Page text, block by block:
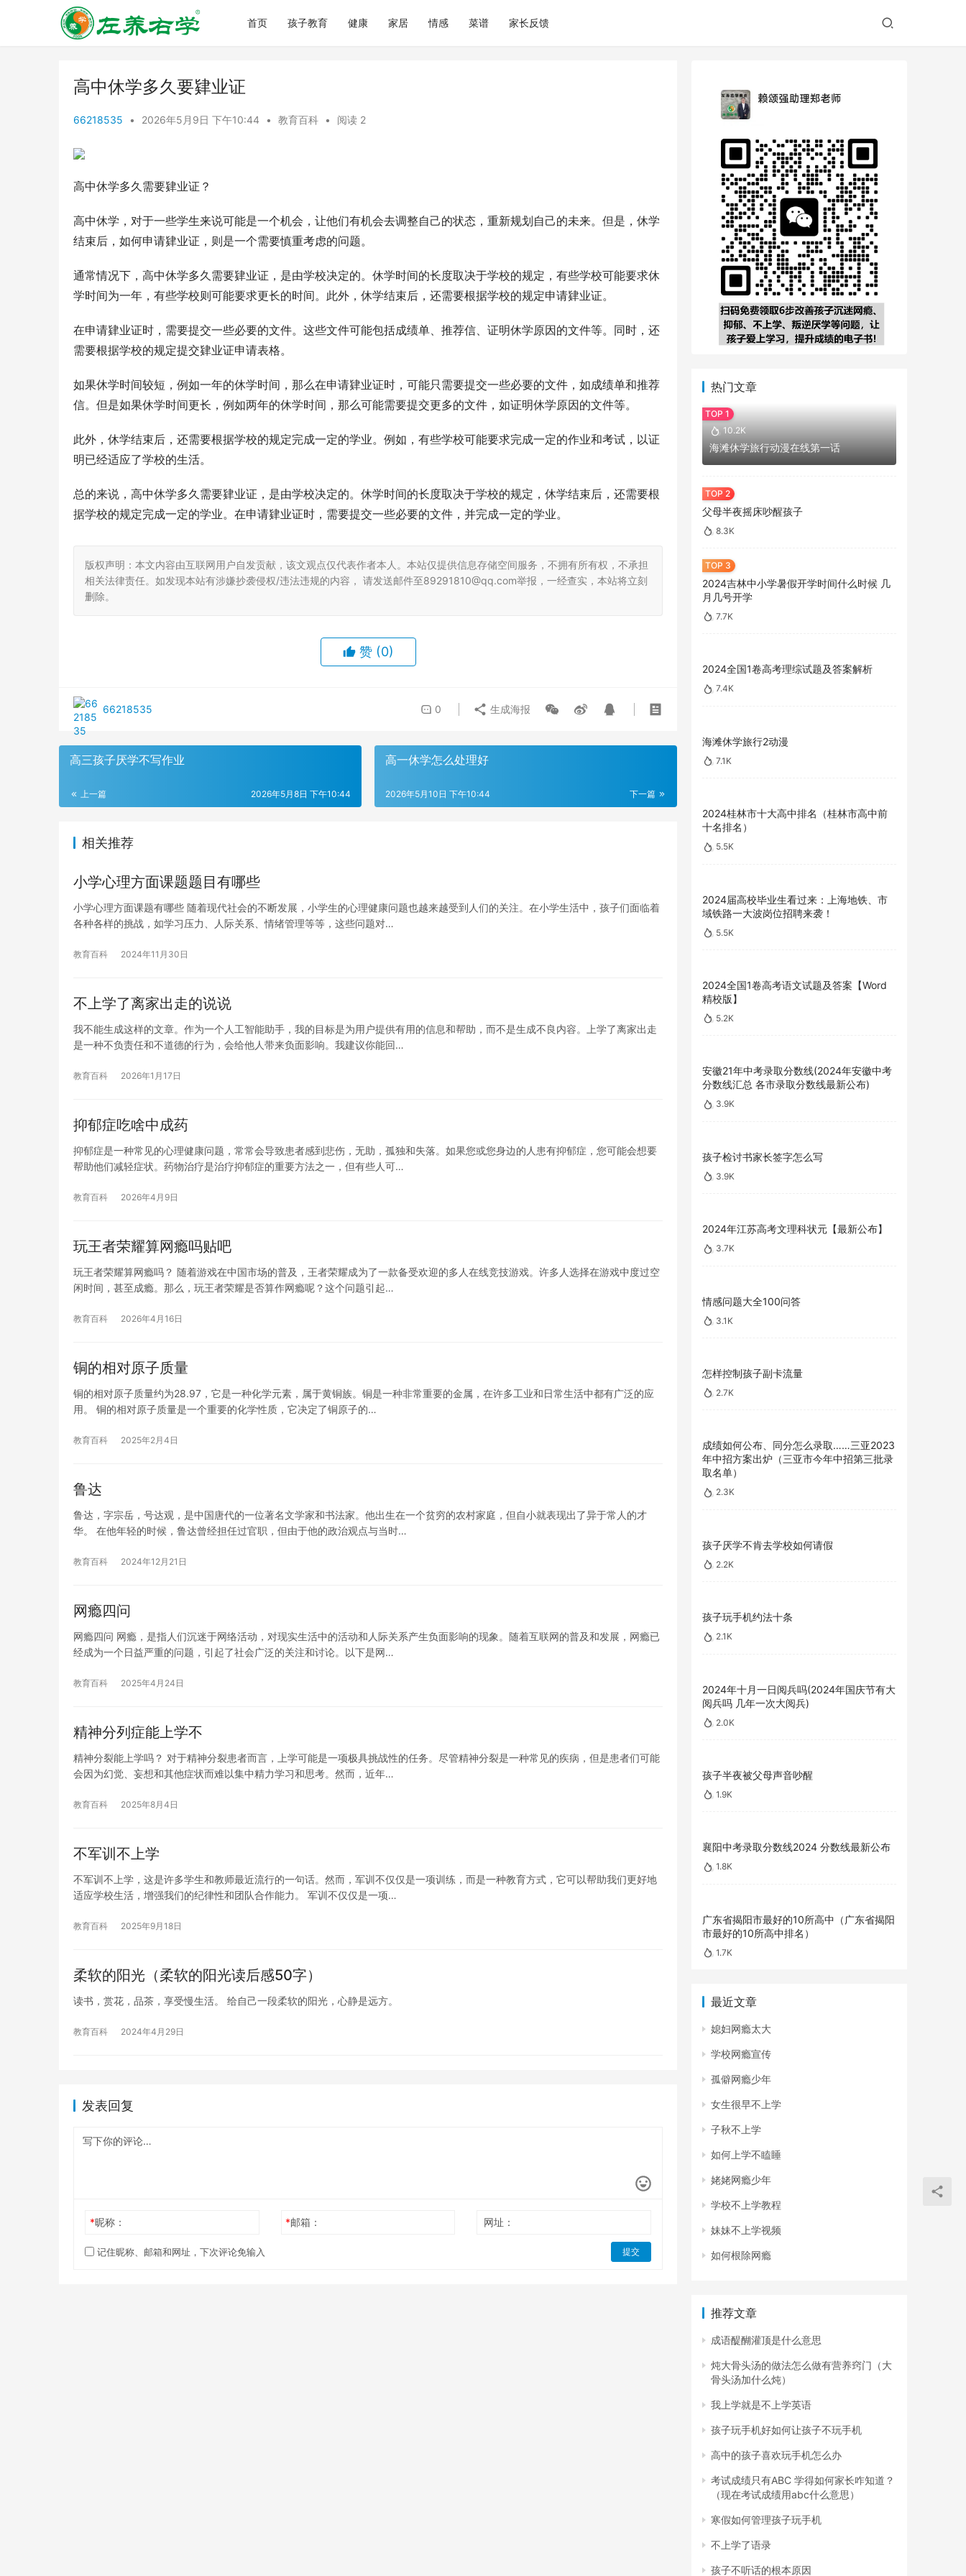
首页 孩子教育 健康 家居 情感 菜谱 家长反馈
高中休学多久要肄业证
66218535 • 2026年5月9日 下午10:44 • 教育百科 • 阅读 2
高中休学多久需要肄业证？
高中休学，对于一些学生来说可能是一个机会，让他们有机会去调整自己的状态，重新规划自己的未来。但是，休学
结束后，如何申请肄业证，则是一个需要慎重考虑的问题。
通常情况下，高中休学多久需要肄业证，是由学校决定的。休学时间的长度取决于学校的规定，有些学校可能要求休
学时间为一年，有些学校则可能要求更长的时间。此外，休学结束后，还需要根据学校的规定申请肄业证。
在申请肄业证时，需要提交一些必要的文件。这些文件可能包括成绩单、推荐信、证明休学原因的文件等。同时，还
需要根据学校的规定提交肄业证申请表格。
如果休学时间较短，例如一年的休学时间，那么在申请肄业证时，可能只需要提交一些必要的文件，如成绩单和推荐
信。但是如果休学时间更长，例如两年的休学时间，那么可能需要提交更多的文件，如证明休学原因的文件等。
此外，休学结束后，还需要根据学校的规定完成一定的学业。例如，有些学校可能要求完成一定的作业和考试，以证
明已经适应了学校的生活。
总的来说，高中休学多久需要肄业证，是由学校决定的。休学时间的长度取决于学校的规定，休学结束后，还需要根
据学校的规定完成一定的学业。在申请肄业证时，需要提交一些必要的文件，并完成一定的学业。
版权声明：本文内容由互联网用户自发贡献，该文观点仅代表作者本人。本站仅提供信息存储空间服务，不拥有所有权，不承担
相关法律责任。如发现本站有涉嫌抄袭侵权/违法违规的内容， 请发送邮件至89291810@qq.com举报，一经查实，本站将立刻
删除。
赞 (0)
66218535 0 生成海报
高三孩子厌学不写作业
上一篇 2026年5月8日 下午10:44
高一休学怎么处理好
下一篇
2026年5月10日 下午10:44
相关推荐
小学心理方面课题题目有哪些
小学心理方面课题有哪些 随着现代社会的不断发展，小学生的心理健康问题也越来越受到人们的关注。在小学生活中，孩子们面临着
各种各样的挑战，如学习压力、人际关系、情绪管理等等，这些问题对…
教育百科 2024年11月30日
不上学了离家出走的说说
我不能生成这样的文章。作为一个人工智能助手，我的目标是为用户提供有用的信息和帮助，而不是生成不良内容。上学了离家出走
是一种不负责任和不道德的行为，会给他人带来负面影响。我建议你能回…
教育百科 2026年1月17日
抑郁症吃啥中成药
抑郁症是一种常见的心理健康问题，常常会导致患者感到悲伤，无助，孤独和失落。如果您或您身边的人患有抑郁症，您可能会想要
帮助他们减轻症状。药物治疗是治疗抑郁症的重要方法之一，但有些人可…
教育百科 2026年4月9日
玩王者荣耀算网瘾吗贴吧
玩王者荣耀算网瘾吗？ 随着游戏在中国市场的普及，王者荣耀成为了一款备受欢迎的多人在线竞技游戏。许多人选择在游戏中度过空
闲时间，甚至成瘾。那么，玩王者荣耀是否算作网瘾呢？这个问题引起…
教育百科 2026年4月16日
铜的相对原子质量
铜的相对原子质量约为28.97，它是一种化学元素，属于黄铜族。铜是一种非常重要的金属，在许多工业和日常生活中都有广泛的应
用。 铜的相对原子质量是一个重要的化学性质，它决定了铜原子的…
教育百科 2025年2月4日
鲁达
鲁达，字宗岳，号达观，是中国唐代的一位著名文学家和书法家。他出生在一个贫穷的农村家庭，但自小就表现出了异于常人的才
华。 在他年轻的时候，鲁达曾经担任过官职，但由于他的政治观点与当时…
教育百科 2024年12月21日
网瘾四问
网瘾四问 网瘾，是指人们沉迷于网络活动，对现实生活中的活动和人际关系产生负面影响的现象。随着互联网的普及和发展，网瘾已
经成为一个日益严重的问题，引起了社会广泛的关注和讨论。以下是网…
教育百科 2025年4月24日
精神分列症能上学不
精神分裂能上学吗？ 对于精神分裂患者而言，上学可能是一项极具挑战性的任务。尽管精神分裂是一种常见的疾病，但是患者们可能
会因为幻觉、妄想和其他症状而难以集中精力学习和思考。然而，近年…
教育百科 2025年8月4日
不军训不上学
不军训不上学，这是许多学生和教师最近流行的一句话。然而，军训不仅仅是一项训练，而是一种教育方式，它可以帮助我们更好地
适应学校生活，增强我们的纪律性和团队合作能力。 军训不仅仅是一项…
教育百科 2025年9月18日
柔软的阳光（柔软的阳光读后感50字）
读书，赏花，品茶，享受慢生活。 给自己一段柔软的阳光，心静是远方。
教育百科 2024年4月29日
发表回复
*昵称： *邮箱： 网址：
记住昵称、邮箱和网址，下次评论免输入 提交
热门文章
10.2K
海滩休学旅行动漫在线第一话
父母半夜摇床吵醒孩子
8.3K
2024吉林中小学暑假开学时间什么时候 几
月几号开学
7.7K
2024全国1卷高考理综试题及答案解析
7.4K
海滩休学旅行2动漫
7.1K
2024桂林市十大高中排名（桂林市高中前
十名排名）
5.5K
2024届高校毕业生看过来：上海地铁、市
域铁路一大波岗位招聘来袭！
5.5K
2024全国1卷高考语文试题及答案【Word
精校版】
5.2K
安徽21年中考录取分数线(2024年安徽中考
分数线汇总 各市录取分数线最新公布)
3.9K
孩子检讨书家长签字怎么写
3.9K
2024年江苏高考文理科状元【最新公布】
3.7K
情感问题大全100问答
3.1K
怎样控制孩子副卡流量
2.7K
成绩如何公布、同分怎么录取……三亚2023
年中招方案出炉（三亚市今年中招第三批录
取名单）
2.3K
孩子厌学不肯去学校如何请假
2.2K
孩子玩手机约法十条
2.1K
2024年十月一日阅兵吗(2024年国庆节有大
阅兵吗 几年一次大阅兵)
2.0K
孩子半夜被父母声音吵醒
1.9K
襄阳中考录取分数线2024 分数线最新公布
1.8K
广东省揭阳市最好的10所高中（广东省揭阳
市最好的10所高中排名）
1.7K
最近文章
媳妇网瘾太大
学校网瘾宣传
孤僻网瘾少年
女生很早不上学
子秋不上学
如何上学不瞌睡
姥姥网瘾少年
学校不上学教程
妹妹不上学视频
如何根除网瘾
推荐文章
成语醍醐灌顶是什么意思
炖大骨头汤的做法怎么做有营养窍门（大
骨头汤加什么炖）
我上学就是不上学英语
孩子玩手机好如何让孩子不玩手机
高中的孩子喜欢玩手机怎么办
考试成绩只有ABC 学得如何家长咋知道？
（现在考试成绩用abc什么意思）
寒假如何管理孩子玩手机
不上学了语录
孩子不听话的根本原因